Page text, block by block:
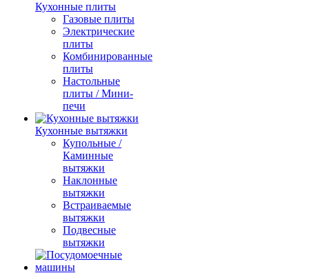
Кухонные плиты
Газовые плиты
Электрические
плиты
Комбинированные
плиты
Настольные
плиты / Мини-
печи
Кухонные вытяжки
Купольные /
Каминные
вытяжки
Наклонные
вытяжки
Встраиваемые
вытяжки
Подвесные
вытяжки